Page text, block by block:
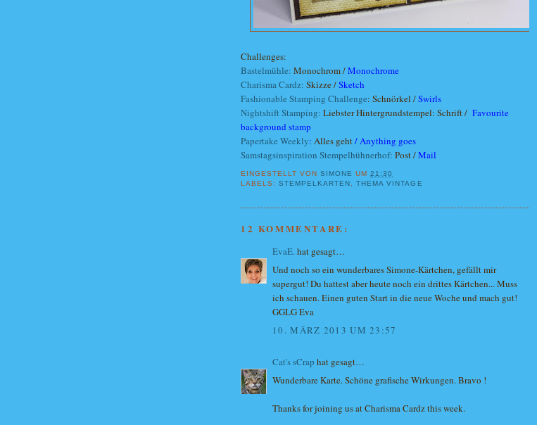
Challenges:
Bastelmühle: Monochrom /Monochrome
Charisma Cardz: Skizze /Sketch
Fashionable Stamping Challenge: Schnörkel /Swirls
Nightshift Stamping: Liebster Hintergrundstempel: Schrift / Favourite
background stamp
Papertake Weekly: Alles geht/Anything goes
Samstagsinspiration Stempelhühnerhof: Post /Mail
EINGESTELLT VONSIMONE UM21:30
LABELS:STEMPELKARTEN ,THEMA VINTAGE
12 KOMMENTARE:
EvaE. hat gesagt…
Und noch so ein wunderbares Simone-Kärtchen, gefällt mir
supergut! Du hattest aber heute noch ein drittes Kärtchen... Muss
ich schauen. Einen guten Start in die neue Woche und mach gut!
GGLG Eva
10. MÄRZ 2013 UM 23:57
Cat's sCrap hat gesagt…
Wunderbare Karte. Schöne grafische Wirkungen. Bravo !
Thanks for joining us at Charisma Cardz this week.